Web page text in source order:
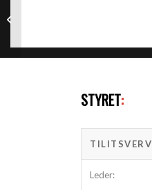
STYRET:
TILITSVERV
Leder: